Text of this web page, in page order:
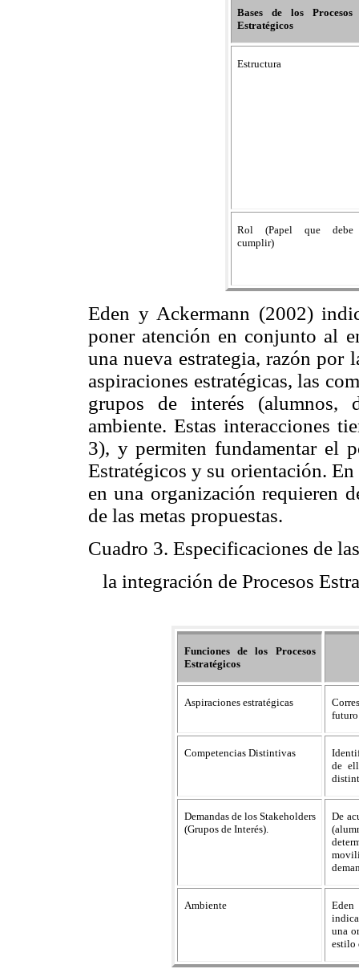
Bases de los Procesos
Estratégicos
Estructura
Rol (Papel que debe
cumplir)
Eden y Ackermann (2002)
poner atención en conjunto al
una nueva estrategia, razón por
aspiraciones estratégicas, las
grupos de interés (alumnos,
ambiente. Estas interacciones
3), y permiten fundamentar el
Estratégicos y su orientación.
en una organización requieren
de las metas propuestas.
Cuadro 3. Especificaciones de
la integración de Procesos
Funciones de los Procesos
Estratégicos
Aspiraciones estratégicas
Competencias Distintivas
de
Demandas de los Stakeholders
(Grupos de Interés).
De
Ambiente
una
estilo